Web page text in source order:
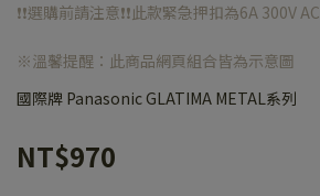
❗❗選購前請注意❗❗此款緊急押扣為6A 300V AC
※溫馨提醒：此商品網頁組合皆為示意圖
國際牌 Panasonic GLATIMA METAL系列
NT$970